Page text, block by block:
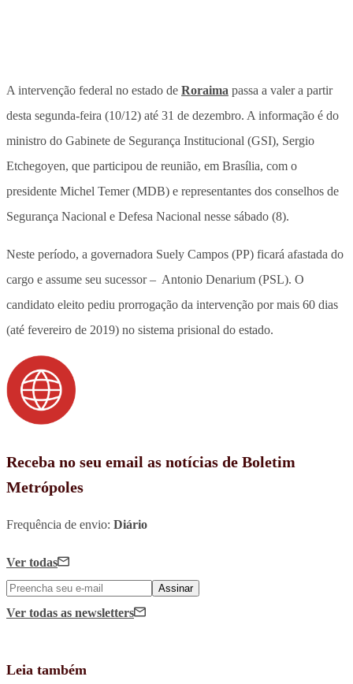
A intervenção federal no estado de Roraima passa a valer a partir
desta segunda-feira (10/12) até 31 de dezembro. A informação é do
ministro do Gabinete de Segurança Institucional (GSI), Sergio
Etchegoyen, que participou de reunião, em Brasília, com o
presidente Michel Temer (MDB) e representantes dos conselhos de
Segurança Nacional e Defesa Nacional nesse sábado (8).
Neste período, a governadora Suely Campos (PP) ficará afastada do
cargo e assume seu sucessor – Antonio Denarium (PSL). O
candidato eleito pediu prorrogação da intervenção por mais 60 dias
(até fevereiro de 2019) no sistema prisional do estado.
Receba no seu email as notícias de Boletim
Metrópoles
Frequência de envio: Diário
Ver todas
Assinar
Ver todas as newsletters
Leia também